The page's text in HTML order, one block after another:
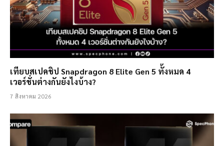
เทียบสเปคชิป Snapdragon 8 Elite Gen 5 ทั้งหมด 4
เวอร์ชั่นต่างกันยังไงบ้าง?
7 สิงหาคม 2026